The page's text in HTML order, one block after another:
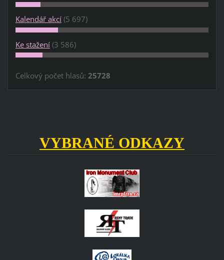
Kalendář akcí (5 697)
Ke stažení (3 586)
Celkový počet hlasů: 25728
VYBRANÉ ODKAZY